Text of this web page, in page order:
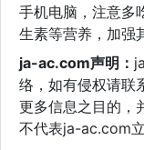
手机电脑，注意多
生素等营养，加强
ja-ac.com声明：
络，如有侵权请联
更多信息之目的，
不代表ja-ac.com立